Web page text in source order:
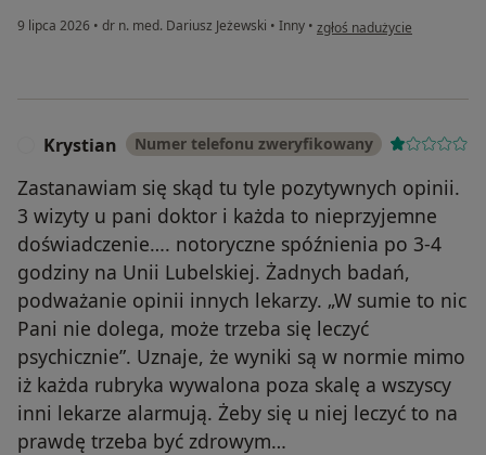
9 lipca 2026 • dr n. med. Dariusz Jeżewski • Inny • w opinii użytkownika
zgłoś nadużycie
Krystian Numer telefonu zweryfikowany
Zastanawiam się skąd tu tyle pozytywnych opinii.
3 wizyty u pani doktor i każda to nieprzyjemne
doświadczenie…. notoryczne spóźnienia po 3-4
godziny na Unii Lubelskiej. Żadnych badań,
podważanie opinii innych lekarzy. „W sumie to nic
Pani nie dolega, może trzeba się leczyć
psychicznie”. Uznaje, że wyniki są w normie mimo
iż każda rubryka wywalona poza skalę a wszyscy
inni lekarze alarmują. Żeby się u niej leczyć to na
prawdę trzeba być zdrowym…